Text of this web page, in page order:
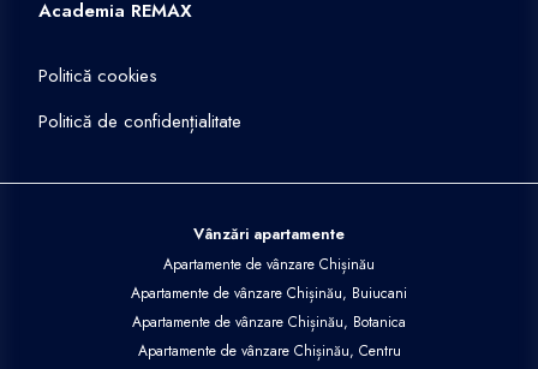
Academia REMAX
Politică cookies
Politică de confidențialitate
Vânzări apartamente
Apartamente de vânzare Chișinău
Apartamente de vânzare Chișinău, Buiucani
Apartamente de vânzare Chișinău, Botanica
Apartamente de vânzare Chișinău, Centru